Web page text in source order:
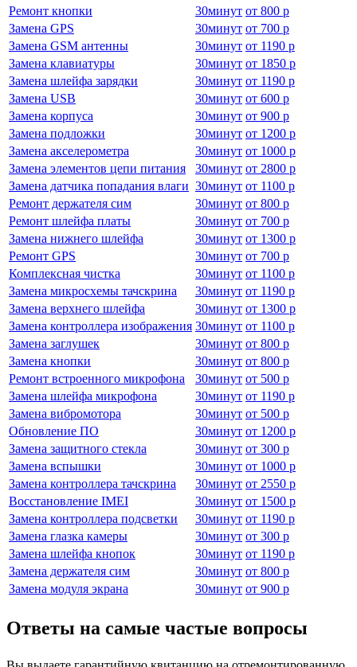
Ремонт кнопки
30минут от 800 р
Замена GPS
30минут от 700 р
Замена GSM антенны
30минут от 1190 р
Замена клавиатуры
30минут от 1850 р
Замена шлейфа зарядки
30минут от 1190 р
Замена USB
30минут от 600 р
Замена корпуса
30минут от 900 р
Замена подложки
30минут от 1200 р
Замена акселерометра
30минут от 1000 р
Замена элементов цепи питания
30минут от 2800 р
Замена датчика попадания влаги 30минут от 1100 р
Ремонт держателя сим
30минут от 800 р
Ремонт шлейфа платы
30минут от 700 р
Замена нижнего шлейфа
30минут от 1300 р
Ремонт GPS
30минут от 700 р
Комплексная чистка
30минут от 1100 р
Замена микросхемы тачскрина
30минут от 1190 р
Замена верхнего шлейфа
30минут от 1300 р
Замена контроллера изображения 30минут от 1100 р
Замена заглушек
30минут от 800 р
Замена кнопки
30минут от 800 р
Ремонт встроенного микрофона
30минут от 500 р
Замена шлейфа микрофона
30минут от 1190 р
Замена вибромотора
30минут от 500 р
Обновление ПО
30минут от 1200 р
Замена защитного стекла
30минут от 300 р
Замена вспышки
30минут от 1000 р
Замена контроллера тачскрина
30минут от 2550 р
Восстановление IMEI
30минут от 1500 р
Замена контроллера подсветки
30минут от 1190 р
Замена глазка камеры
30минут от 300 р
Замена шлейфа кнопок
30минут от 1190 р
Замена держателя сим
30минут от 800 р
Замена модуля экрана
30минут от 900 р
Ответы на самые частые вопросы